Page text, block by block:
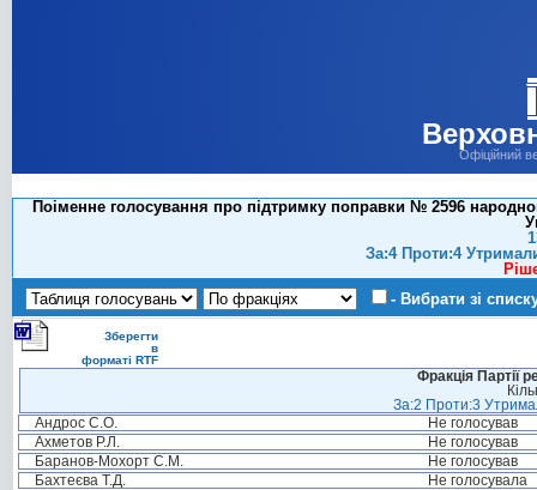
Офіційний
Поіменне голосування про підтримку поправки № 2596
За:4 Проти:4
- Вибрати зі
Зберегти
в
форматі RTF
Фракція Партії
За:2 Проти:3
Андрос С.О.
Не голосував
Ахметов Р.Л.
Не голосував
Баранов-Мохорт С.М.
Не голосував
Бахтеєва Т.Д.
Не голосувала